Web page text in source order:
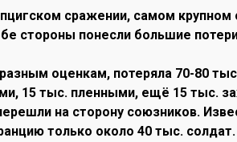
сражении, самом крупном
стороны понесли большие
оценкам, потеряла 70-80
15 тыс. пленными, ещё 15 тыс.
на сторону союзников.
только около 40 тыс.